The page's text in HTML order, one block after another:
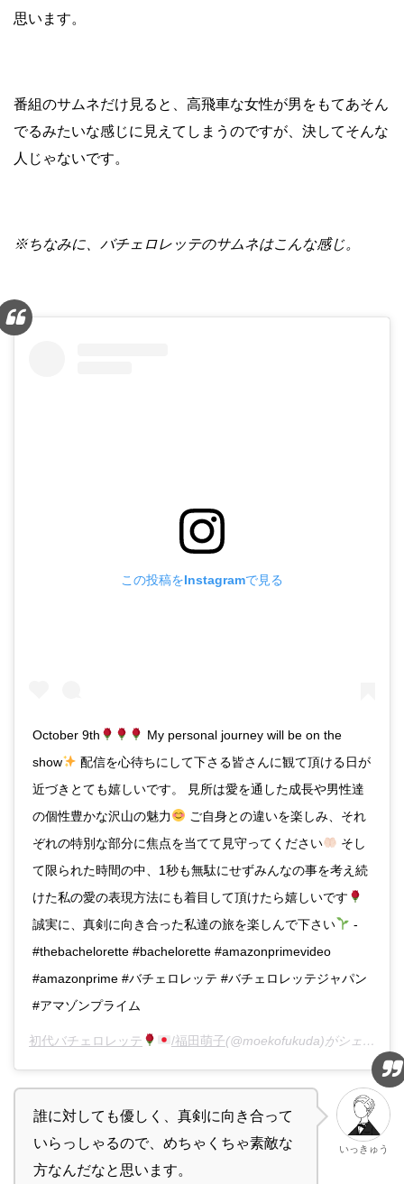
思います。
番組のサムネだけ見ると、高飛車な女性が男をもてあそん
でるみたいな感じに見えてしまうのですが、決してそんな
人じゃないです。
※ちなみに、バチェロレッテのサムネはこんな感じ。
この投稿をInstagramで見る
October 9th
My personal journey will be on the
show
配信を心待ちにして下さる皆さんに観て頂ける日が
近づきとても嬉しいです。 見所は愛を通した成長や男性達
の個性豊かな沢山の魅力
ご自身との違いを楽しみ、それ
ぞれの特別な部分に焦点を当てて見守ってください
そし
て限られた時間の中、1秒も無駄にせずみんなの事を考え続
けた私の愛の表現方法にも着目して頂けたら嬉しいです
誠実に、真剣に向き合った私達の旅を楽しんで下さい
-
#thebachelorette #bachelorette #amazonprimevideo
#amazonprime #バチェロレッテ #バチェロレッテジャパン
#アマゾンプライム
初代バチェロレッテ /福田萌子(@moekofukuda)がシェアした投稿 -
誰に対しても優しく、真剣に向き合って
いらっしゃるので、めちゃくちゃ素敵な
方なんだなと思います。
いっきゅう